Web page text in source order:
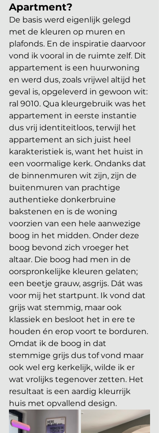
Apartment?
De basis werd eigenlijk gelegd
met de kleuren op muren en
plafonds. En de inspiratie daarvoor
vond ik vooral in de ruimte zelf. Dit
appartement is een huurwoning
en werd dus, zoals vrijwel altijd het
geval is, opgeleverd in gewoon wit:
ral 9010. Qua kleurgebruik was het
appartement in eerste instantie
dus vrij identiteitloos, terwijl het
appartement an sich juist heel
karakteristiek is, want het huist in
een voormalige kerk. Ondanks dat
de binnenmuren wit zijn, zijn de
buitenmuren van prachtige
authentieke donkerbruine
bakstenen en is de woning
voorzien van een hele aanwezige
boog in het midden. Onder deze
boog bevond zich vroeger het
altaar. Die boog had men in de
oorspronkelijke kleuren gelaten;
een beetje grauw, asgrijs. Dát was
voor mij het startpunt. Ik vond dat
grijs wat stemmig, maar ook
klassiek en besloot het in ere te
houden én erop voort te borduren.
Omdat ik de boog in dat
stemmige grijs dus tof vond maar
ook wel erg kerkelijk, wilde ik er
wat vrolijks tegenover zetten. Het
resultaat is een aardig kleurrijk
huis met opvallend design.